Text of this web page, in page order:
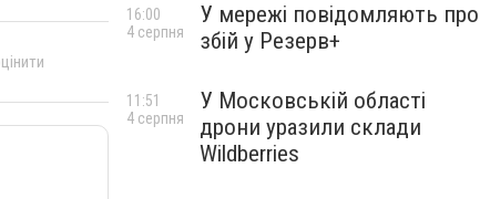
У мережі повідомляють про
збій у Резерв+
16:00
4 серпня
У Московській області
дрони уразили склади
Wildberries
11:51
4 серпня